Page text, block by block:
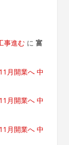
事進むに 富
月開業へ 中
月開業へ 中
月開業へ 中